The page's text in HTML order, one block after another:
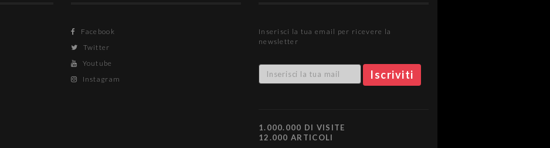
Facebook
Twitter
Youtube
Instagram
Inserisci la tua email per ricevere la
newsletter
1.000.000 DI VISITE
12.000 ARTICOLI